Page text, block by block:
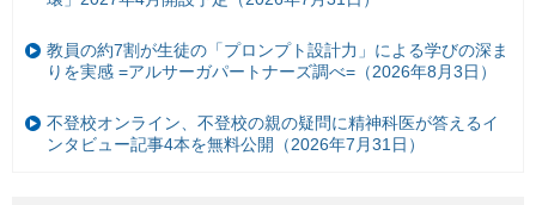
教員の約7割が生徒の「プロンプト設計力」による学びの深ま
りを実感 =アルサーガパートナーズ調べ=（2026年8月3日）
不登校オンライン、不登校の親の疑問に精神科医が答えるイ
ンタビュー記事4本を無料公開（2026年7月31日）